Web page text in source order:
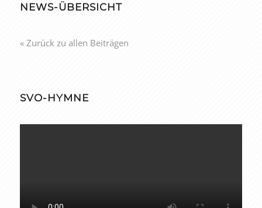
NEWS-ÜBERSICHT
« Zurück zu allen Beiträgen
SVO-HYMNE